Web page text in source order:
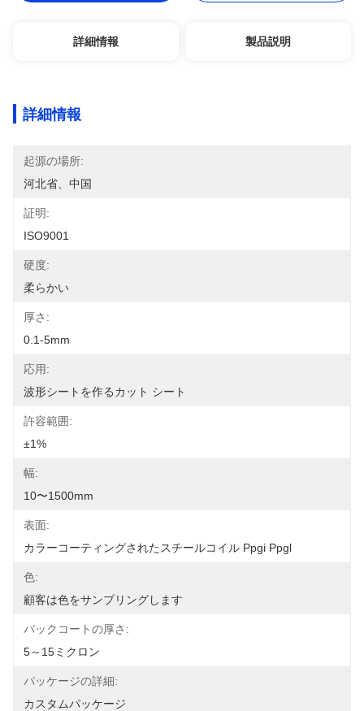
詳細情報 製品説明
詳細情報
起源の場所:
河北省、中国
証明:
ISO9001
硬度:
柔らかい
厚さ:
0.1-5mm
応用:
波形シートを作るカット シート
許容範囲:
±1%
幅:
10〜1500mm
表面:
カラーコーティングされたスチールコイル Ppgi Ppgl
色:
顧客は色をサンプリングします
バックコートの厚さ:
5～15ミクロン
パッケージの詳細:
カスタムパッケージ